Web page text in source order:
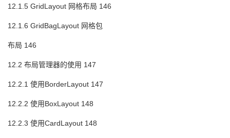
12.1.5 GridLayout 网格布局 146
12.1.6 GridBagLayout 网格包
布局 146
12.2 布局管理器的使用 147
12.2.1 使用BorderLayout 147
12.2.2 使用BoxLayout 148
12.2.3 使用CardLayout 148